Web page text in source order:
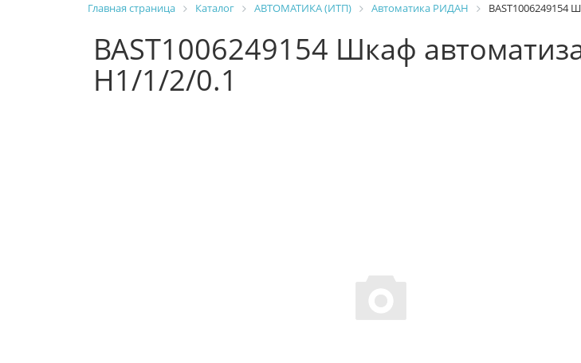
Главная страница Каталог АВТОМАТИКА (ИТП) Автоматика РИДАН BAST1006249154
BAST1006249154 Шкаф
H1/1/2/0.1